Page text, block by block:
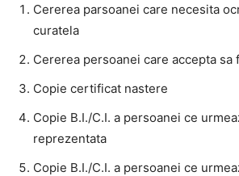
Cererea parsoanei care necesita
curatela
Cererea persoanei care accepta sa
Copie certificat nastere
Copie B.I./C.I. a persoanei ce
reprezentata
Copie B.I./C.I. a persoanei ce